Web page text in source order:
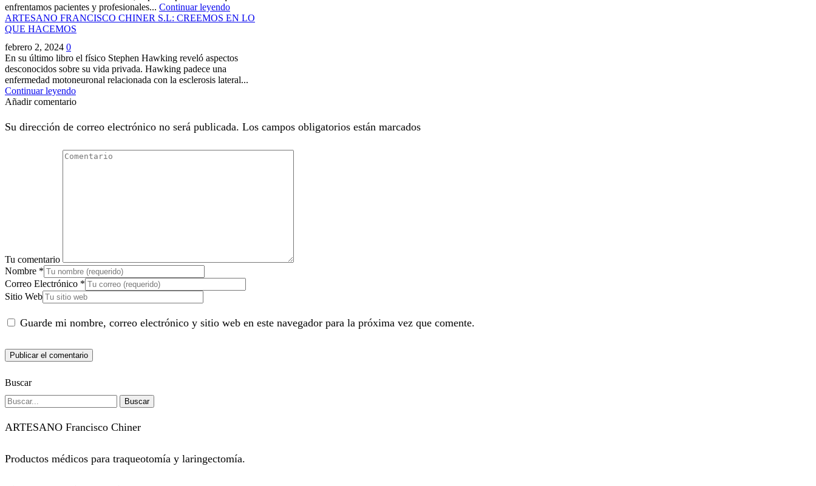
enfrentamos pacientes y profesionales... Continuar leyendo
ARTESANO FRANCISCO CHINER S.L: CREEMOS EN LO
QUE HACEMOS
febrero 2, 2024 0
En su último libro el físico Stephen Hawking reveló aspectos
desconocidos sobre su vida privada. Hawking padece una
enfermedad motoneuronal relacionada con la esclerosis lateral...
Continuar leyendo
Añadir comentario
Su dirección de correo electrónico no será publicada. Los campos obligatorios están marcados
Tu comentario
Nombre *
Correo Electrónico *
Sitio Web
Guarde mi nombre, correo electrónico y sitio web en este navegador para la próxima vez que comente.
Buscar
Buscar
ARTESANO Francisco Chiner
Productos médicos para traqueotomía y laringectomía.